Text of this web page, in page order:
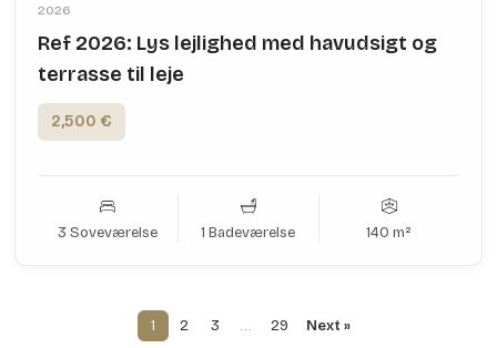
2026
Ref 2026: Lys lejlighed med havudsigt og
terrasse til leje
2,500 €
3 Soveværelse 1 Badeværelse 140 m²
1 2 3 … 29 Next »